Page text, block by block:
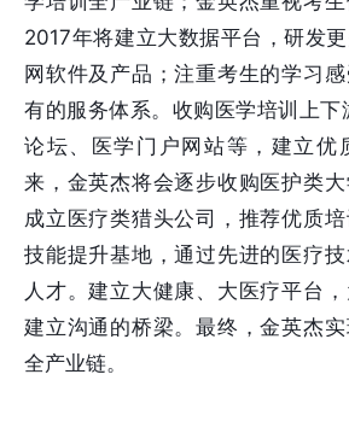
2017年将建立大数据平台，研发
网软件及产品；注重考生的学习
有的服务体系。收购医学培训上下
论坛、医学门户网站等，建立优
来，金英杰将会逐步收购医护类大
成立医疗类猎头公司，推荐优质
技能提升基地，通过先进的医疗
人才。建立大健康、大医疗平台
建立沟通的桥梁。最终，金英杰
全产业链。